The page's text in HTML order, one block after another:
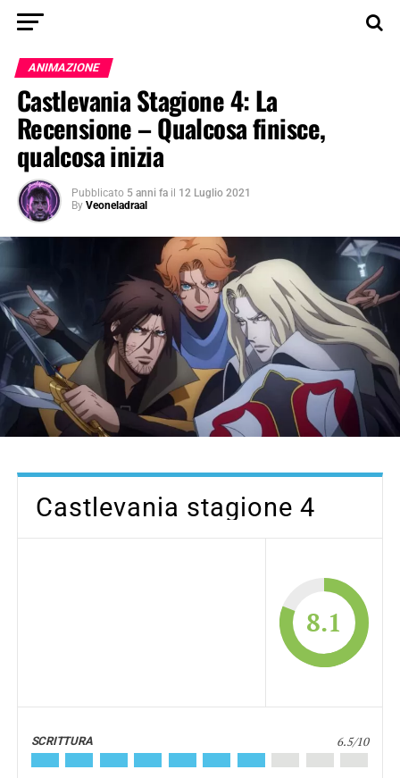
ANIMAZIONE
Castlevania Stagione 4: La
Recensione – Qualcosa finisce,
qualcosa inizia
Pubblicato 5 anni fa il 12 Luglio 2021
By Veoneladraal
Castlevania stagione 4
8.1
SCRITTURA 6.5/10